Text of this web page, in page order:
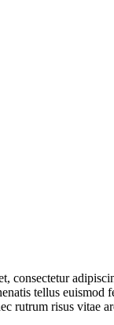
consectetur
tellus euismod
rutrum risus vitae